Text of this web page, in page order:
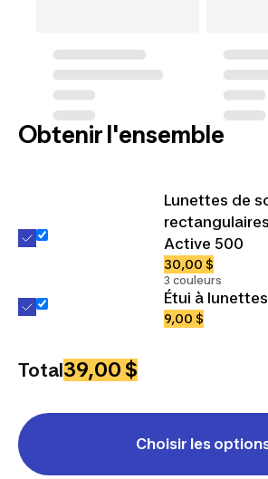
Obtenir l'ensemble
Lunettes de
Active 500
30,00 $
3 couleurs
Étui à
9,00 $
Total39,00 $
Choisir les